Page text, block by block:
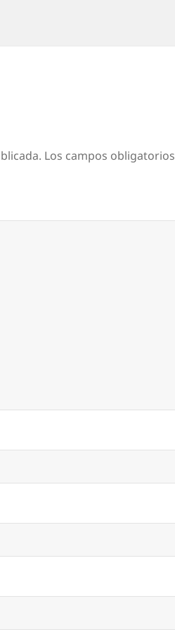
Los campos obligatorios